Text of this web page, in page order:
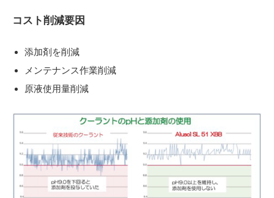
コスト削減要因
添加剤を削減
メンテナンス作業削減
原液使用量削減